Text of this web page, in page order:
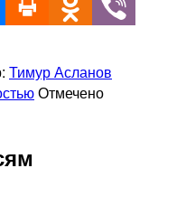
Тимур Асланов
Отмечено